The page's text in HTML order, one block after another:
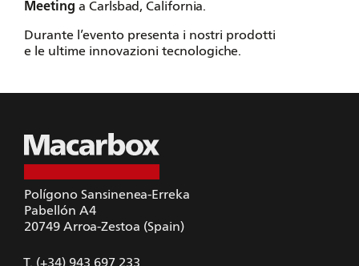
Meeting a Carlsbad, California.
Durante l’evento presenta i nostri prodotti
e le ultime innovazioni tecnologiche.
Polígono Sansinenea-Erreka
Pabellón A4
20749 Arroa-Zestoa (Spain)